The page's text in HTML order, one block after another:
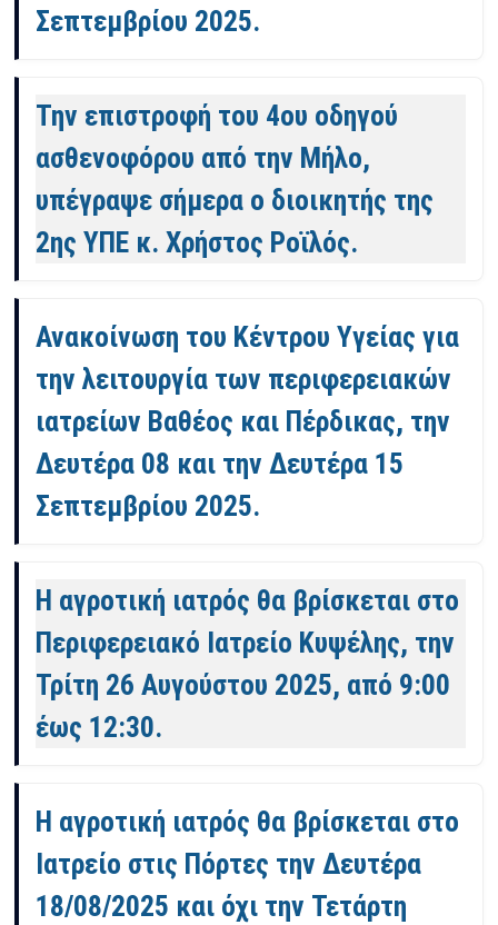
Σεπτεμβρίου 2025.
Την επιστροφή του 4ου οδηγού
ασθενοφόρου από την Μήλο,
υπέγραψε σήμερα ο διοικητής της
2ης ΥΠΕ κ. Χρήστος Ροϊλός.
Ανακοίνωση του Κέντρου Υγείας για
την λειτουργία των περιφερειακών
ιατρείων Βαθέος και Πέρδικας, την
Δευτέρα 08 και την Δευτέρα 15
Σεπτεμβρίου 2025.
Η αγροτική ιατρός θα βρίσκεται στο
Περιφερειακό Ιατρείο Κυψέλης, την
Τρίτη 26 Αυγούστου 2025, από 9:00
έως 12:30.
Η αγροτική ιατρός θα βρίσκεται στο
Ιατρείο στις Πόρτες την Δευτέρα
18/08/2025 και όχι την Τετάρτη